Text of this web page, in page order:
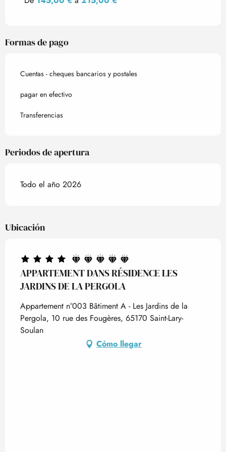
Formas de pago
Cuentas - cheques bancarios y postales
pagar en efectivo
Transferencias
Periodos de apertura
Todo el año 2026
Ubicación
APPARTEMENT DANS RÉSIDENCE LES
JARDINS DE LA PERGOLA
Appartement n°003 Bâtiment A - Les Jardins de la
Pergola, 10 rue des Fougères, 65170 Saint-Lary-
Soulan
Cómo llegar